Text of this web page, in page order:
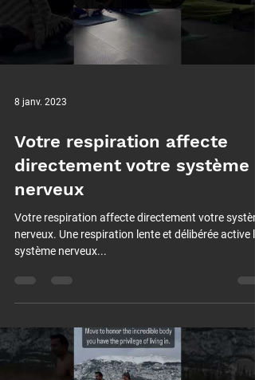
8 janv. 2023
Votre respiration affecte
directement votre système
nerveux
Votre respiration affecte directement votre
nerveux. Une respiration lente et délibérée active le
système nerveux...